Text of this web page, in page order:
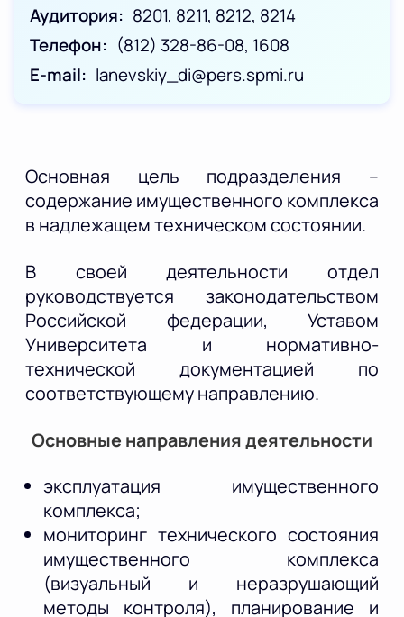
Аудитория
8201, 8211, 8212, 8214
Телефон
(812) 328-86-08, 1608
E-mail
lanevskiy_di@pers.spmi.ru
Основная цель подразделения –
содержание имущественного комплекса
в надлежащем техническом состоянии.
В своей деятельности отдел
руководствуется законодательством
Российской федерации, Уставом
Университета и нормативно-
технической документацией по
соответствующему направлению.
Основные направления деятельности
эксплуатация имущественного
комплекса;
мониторинг технического состояния
имущественного комплекса
(визуальный и неразрушающий
методы контроля), планирование и